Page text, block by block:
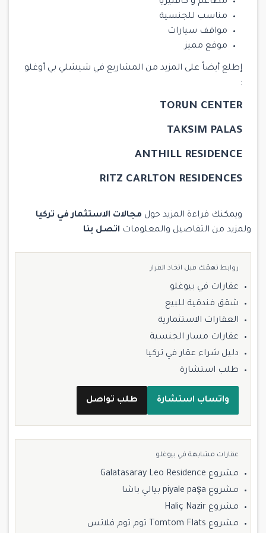
مناسب للجنسية
مواقف سيارات
موقع مميز
إطلع أيضاً على المزيد من المشاريع في شيشلي بي أوغلو
:
TORUN CENTER
TAKSIM PALAS
ANTHILL RESIDENCE
RITZ CARLTON RESIDENCES
ويمكنك قراءة المزيد حول مجالات الاستثمار في تركيا
ولمزيد من التفاصيل والمعلومات اتصل بنا
روابط تهمّك قبل اتخاذ القرار
عقارات في بيوغلو
شقق فندقية للبيع
العقارات الاستثمارية
عقارات مسار الجنسية
دليل شراء عقار في تركيا
طلب استشارة
واتساب استشارة طلب تواصل
عقارات مشابهة في بيوغلو
مشروع Galatasaray Leo Residence
مشروع piyale paşa بيالي باشا
مشروع Haliç Nazir
مشروع Tomtom Flats توم توم فلاتس